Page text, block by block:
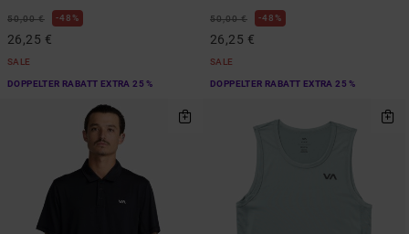
50,00 € 48%
26,25 €
SALE
DOPPELTER RABATT EXTRA 25 %
50,00 € 48%
26,25 €
SALE
DOPPELTER RABATT EXTRA 25 %